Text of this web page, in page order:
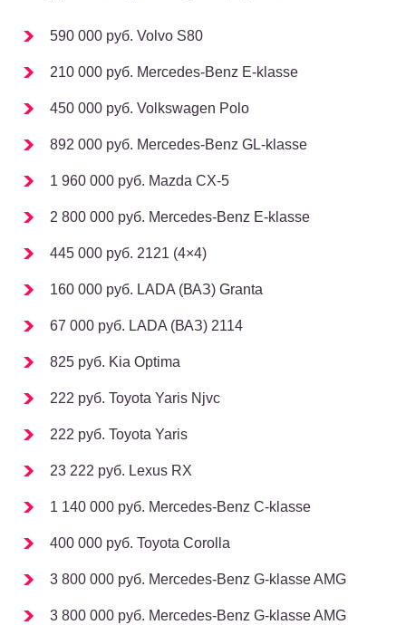
590 000 руб. Volvo S80
210 000 руб. Mercedes-Benz E-klasse
450 000 руб. Volkswagen Polo
892 000 руб. Mercedes-Benz GL-klasse
1 960 000 руб. Mazda CX-5
2 800 000 руб. Mercedes-Benz E-klasse
445 000 руб. 2121 (4×4)
160 000 руб. LADA (ВАЗ) Granta
67 000 руб. LADA (ВАЗ) 2114
825 руб. Kia Optima
222 руб. Toyota Yaris Njvc
222 руб. Toyota Yaris
23 222 руб. Lexus RX
1 140 000 руб. Mercedes-Benz C-klasse
400 000 руб. Toyota Corolla
3 800 000 руб. Mercedes-Benz G-klasse AMG
3 800 000 руб. Mercedes-Benz G-klasse AMG